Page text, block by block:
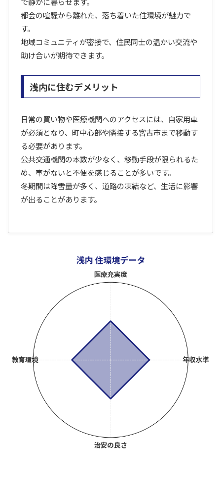
都会の喧騒から離れた、落ち着いた住環境が魅力で
す。
地域コミュニティが密接で、住民同士の温かい交流や
助け合いが期待できます。
浅内に住むデメリット
日常の買い物や医療機関へのアクセスには、自家用車
が必須となり、町中心部や隣接する宮古市まで移動す
る必要があります。
公共交通機関の本数が少なく、移動手段が限られるた
め、車がないと不便を感じることが多いです。
冬期間は降雪量が多く、道路の凍結など、生活に影響
が出ることがあります。